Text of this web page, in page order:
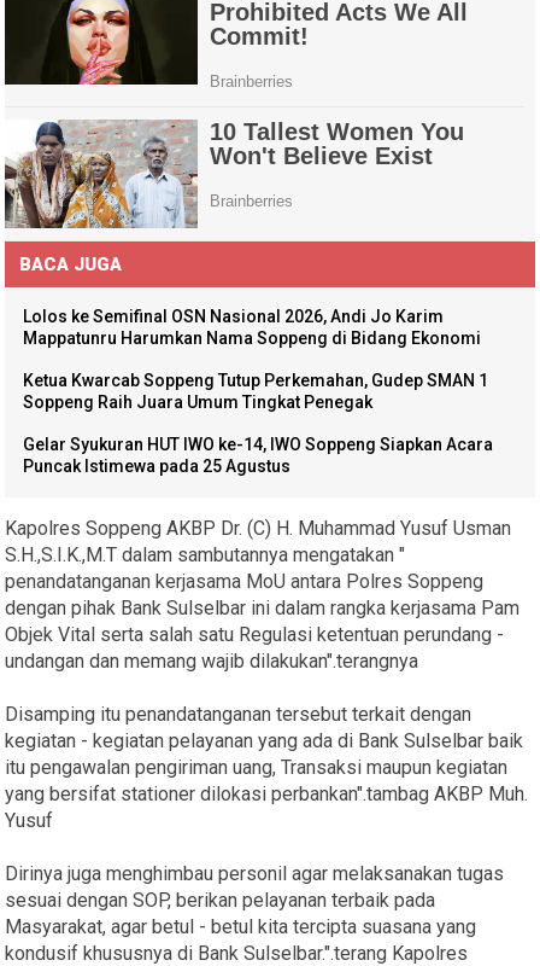
BACA JUGA
Lolos ke Semifinal OSN Nasional 2026, Andi Jo Karim
Mappatunru Harumkan Nama Soppeng di Bidang Ekonomi
Ketua Kwarcab Soppeng Tutup Perkemahan, Gudep SMAN 1
Soppeng Raih Juara Umum Tingkat Penegak
Gelar Syukuran HUT IWO ke-14, IWO Soppeng Siapkan Acara
Puncak Istimewa pada 25 Agustus
Kapolres Soppeng AKBP Dr. (C) H. Muhammad Yusuf Usman
S.H.,S.I.K.,M.T dalam sambutannya mengatakan "
penandatanganan kerjasama MoU antara Polres Soppeng
dengan pihak Bank Sulselbar ini dalam rangka kerjasama Pam
Objek Vital serta salah satu Regulasi ketentuan perundang -
undangan dan memang wajib dilakukan".terangnya
Disamping itu penandatanganan tersebut terkait dengan
kegiatan - kegiatan pelayanan yang ada di Bank Sulselbar baik
itu pengawalan pengiriman uang, Transaksi maupun kegiatan
yang bersifat stationer dilokasi perbankan".tambag AKBP Muh.
Yusuf
Dirinya juga menghimbau personil agar melaksanakan tugas
sesuai dengan SOP, berikan pelayanan terbaik pada
Masyarakat, agar betul - betul kita tercipta suasana yang
kondusif khususnya di Bank Sulselbar.".terang Kapolres